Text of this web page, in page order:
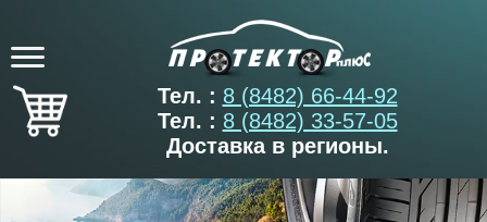
Тел. : 8 (8482) 66-44-92
Тел. : 8 (8482) 33-57-05
Доставка в регионы.